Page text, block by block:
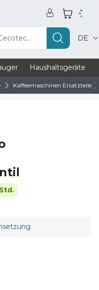
DE
Haushaltsgeräte
Kaffeemaschinen Ersatzteile